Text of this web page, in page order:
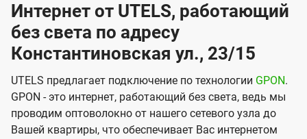
Интернет от UTELS, работающий
без света по адресу
Константиновская ул., 23/15
UTELS предлагает подключение по технологии GPON.
GPON - это интернет, работающий без света, ведь мы
проводим оптоволокно от нашего сетевого узла до
Вашей квартиры, что обеспечивает Вас интернетом